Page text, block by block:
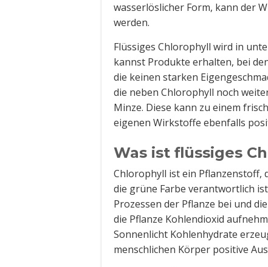
wasserlöslicher Form, kann der
werden.
Flüssiges Chlorophyll wird in
kannst Produkte erhalten, bei
die keinen starken
die neben Chlorophyll noch
Minze. Diese kann zu einem
eigenen Wirkstoffe ebenfalls
Was ist flüssiges
Chlorophyll ist ein
die grüne Farbe verantwortlich
Prozessen der Pflanze bei und
die Pflanze Kohlendioxid
Sonnenlicht Kohlenhydrate
menschlichen Körper positive